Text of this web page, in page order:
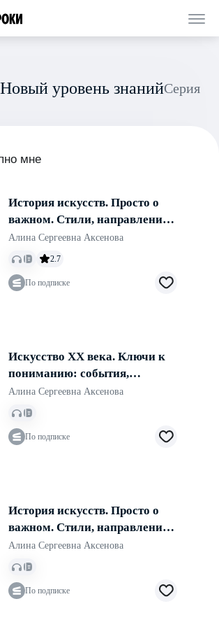
уровень знаний Серия
мне
История искусств. Просто о
важном. Стили, направления
и течения
Алина Сергеевна Аксенова
2.7
По подписке
Искусство XX века. Ключи к
пониманию: события,
художники, эксперименты
Алина Сергеевна Аксенова
По подписке
История искусств. Просто о
важном. Стили, направления
и течения
Алина Сергеевна Аксенова
По подписке